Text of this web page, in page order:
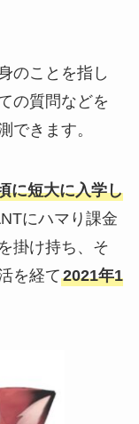
のことを指し
の質問などを
できます。
に短大に入学し
にハマり課金
掛け持ち、そ
を経て2021年1